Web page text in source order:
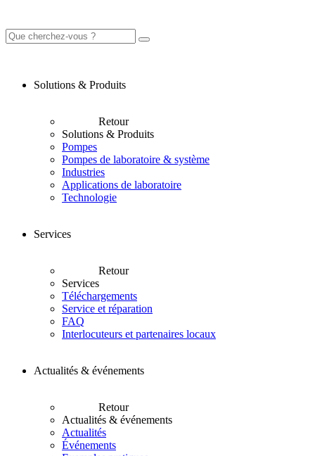
Solutions & Produits
Retour
Solutions & Produits
Pompes
Pompes de laboratoire & système
Industries
Applications de laboratoire
Technologie
Services
Retour
Services
Téléchargements
Service et réparation
FAQ
Interlocuteurs et partenaires locaux
Actualités & événements
Retour
Actualités & événements
Actualités
Événements